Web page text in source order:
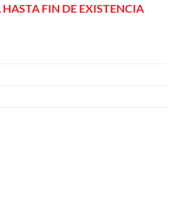
FIN DE EXISTENCIA